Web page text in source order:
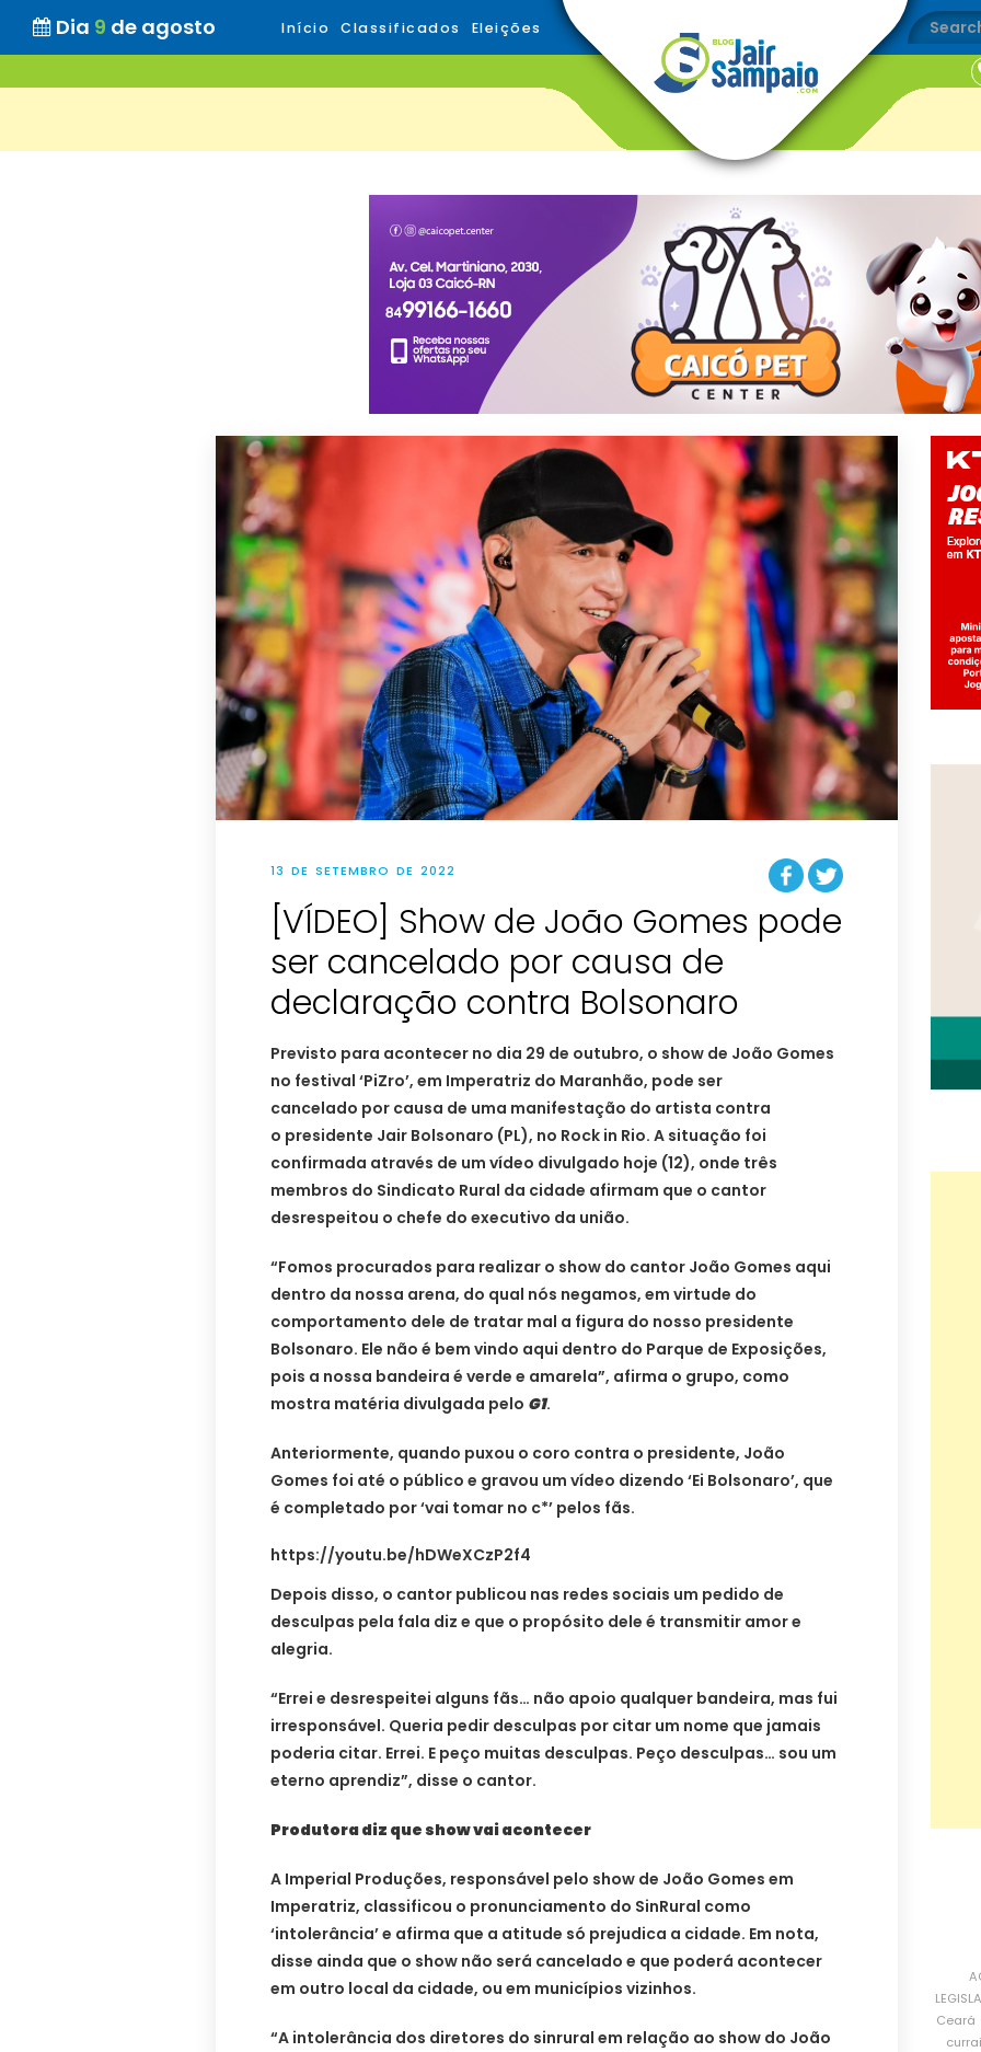
Dia 9 de agosto Início Classificados Eleições
13 DE SETEMBRO DE 2022
[VÍDEO] Show de João Gomes pode
ser cancelado por causa de
declaração contra Bolsonaro
Previsto para acontecer no dia 29 de outubro, o show de João Gomes
no festival ‘PiZro’, em Imperatriz do Maranhão, pode ser
cancelado por causa de uma manifestação do artista contra
o presidente Jair Bolsonaro (PL), no Rock in Rio. A situação foi
confirmada através de um vídeo divulgado hoje (12), onde três
membros do Sindicato Rural da cidade afirmam que o cantor
desrespeitou o chefe do executivo da união.
“Fomos procurados para realizar o show do cantor João Gomes aqui
dentro da nossa arena, do qual nós negamos, em virtude do
comportamento dele de tratar mal a figura do nosso presidente
Bolsonaro. Ele não é bem vindo aqui dentro do Parque de Exposições,
pois a nossa bandeira é verde e amarela”, afirma o grupo, como
mostra matéria divulgada pelo G1.
Anteriormente, quando puxou o coro contra o presidente, João
Gomes foi até o público e gravou um vídeo dizendo ‘Ei Bolsonaro’, que
é completado por ‘vai tomar no c*’ pelos fãs.
https://youtu.be/hDWeXCzP2f4
Depois disso, o cantor publicou nas redes sociais um pedido de
desculpas pela fala diz e que o propósito dele é transmitir amor e
alegria.
“Errei e desrespeitei alguns fãs… não apoio qualquer bandeira, mas fui
irresponsável. Queria pedir desculpas por citar um nome que jamais
poderia citar. Errei. E peço muitas desculpas. Peço desculpas… sou um
eterno aprendiz”, disse o cantor.
Produtora diz que show vai acontecer
A Imperial Produções, responsável pelo show de João Gomes em
Imperatriz, classificou o pronunciamento do SinRural como
‘intolerância’ e afirma que a atitude só prejudica a cidade. Em nota,
disse ainda que o show não será cancelado e que poderá acontecer
em outro local da cidade, ou em municípios vizinhos.
“A intolerância dos diretores do sinrural em relação ao show do João
Ceará